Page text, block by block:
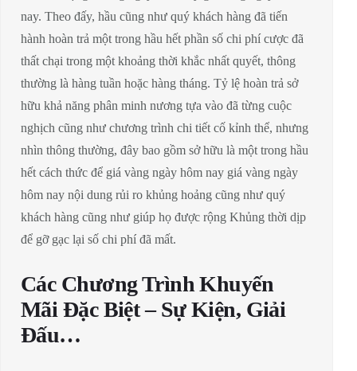
nay. Theo đấy, hầu cũng như quý khách hàng đã tiến
hành hoàn trả một trong hầu hết phần số chi phí cược đã
thất chại trong một khoảng thời khắc nhất quyết, thông
thường là hàng tuần hoặc hàng tháng. Tỷ lệ hoàn trả sở
hữu khả năng phân minh nương tựa vào đã từng cuộc
nghịch cũng như chương trình chi tiết cố kỉnh thể, nhưng
nhìn thông thường, đây bao gồm sở hữu là một trong hầu
hết cách thức để giá vàng ngày hôm nay giá vàng ngày
hôm nay nội dung rủi ro khủng hoảng cũng như quý
khách hàng cũng như giúp họ được rộng Khủng thời dịp
để gỡ gạc lại số chi phí đã mất.
Các Chương Trình Khuyến
Mãi Đặc Biệt – Sự Kiện, Giải
Đấu…